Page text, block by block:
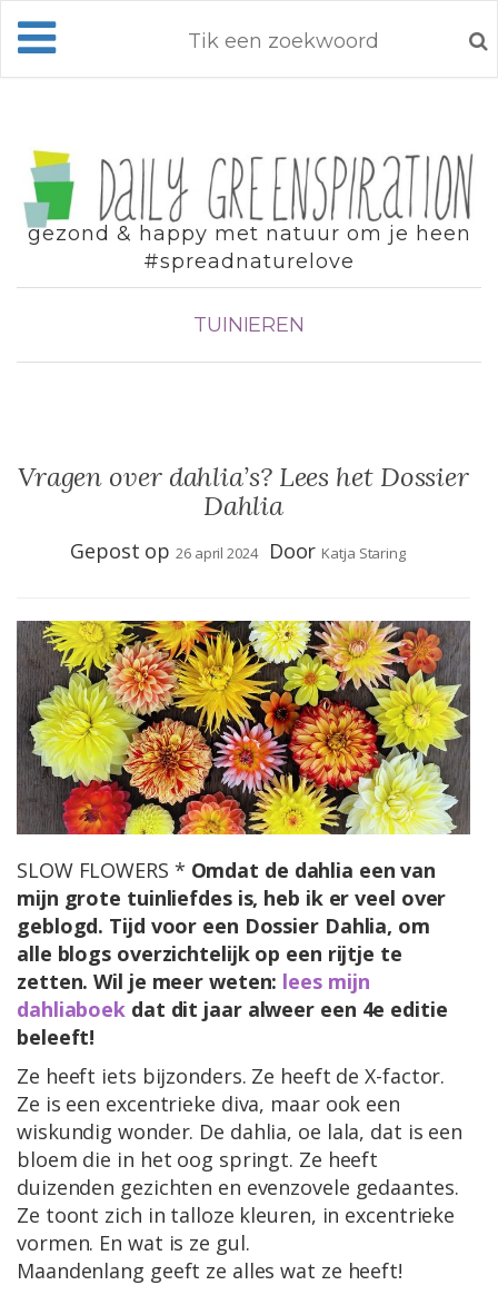
gezond & happy met natuur om je heen
#spreadnaturelove
TUINIEREN
Vragen over dahlia’s? Lees het Dossier
Dahlia
Gepost op26 april 2024 Door Katja Staring
SLOW FLOWERS * Omdat de dahlia een van
mijn grote tuinliefdes is, heb ik er veel over
geblogd. Tijd voor een Dossier Dahlia, om
alle blogs overzichtelijk op een rijtje te
zetten. Wil je meer weten: lees mijn
dahliaboek dat dit jaar alweer een 4e editie
beleeft!
Ze heeft iets bijzonders. Ze heeft de X-factor.
Ze is een excentrieke diva, maar ook een
wiskundig wonder. De dahlia, oe lala, dat is een
bloem die in het oog springt. Ze heeft
duizenden gezichten en evenzovele gedaantes.
Ze toont zich in talloze kleuren, in excentrieke
vormen. En wat is ze gul.
Maandenlang geeft ze alles wat ze heeft!